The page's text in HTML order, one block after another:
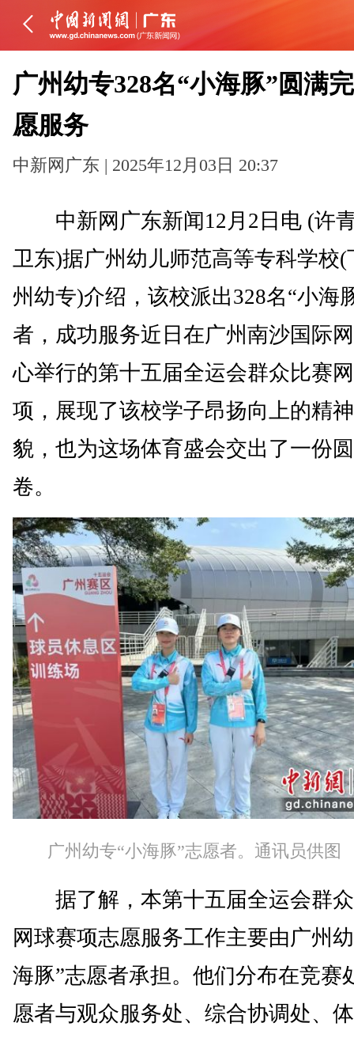
广州幼专328名“小海豚”圆满
愿服务
中新网广东 | 2025年12月03日 20:37
中新网广东新闻12月2日电 (许
卫东)据广州幼儿师范高等专科学校(
州幼专)介绍，该校派出328名“小海
者，成功服务近日在广州南沙国际
心举行的第十五届全运会群众比赛
项，展现了该校学子昂扬向上的精
貌，也为这场体育盛会交出了一份
卷。
广州幼专“小海豚”志愿者。通讯员供图
据了解，本第十五届全运会群
网球赛项志愿服务工作主要由广州
海豚”志愿者承担。他们分布在竞赛
愿者与观众服务处、综合协调处、